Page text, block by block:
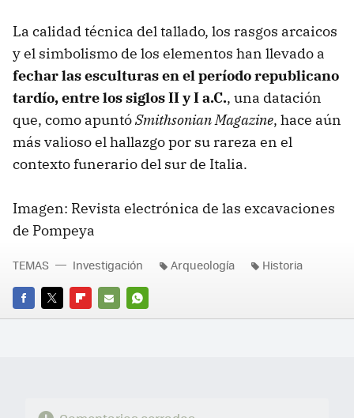
La calidad técnica del tallado, los rasgos arcaicos
y el simbolismo de los elementos han llevado a
fechar las esculturas en el período republicano
tardío, entre los siglos II y I a.C., una datación
que, como apuntóSmithsonian Magazine, hace aún
más valioso el hallazgo por su rareza en el
contexto funerario del sur de Italia.
Imagen: Revista electrónica de las excavaciones
de Pompeya
FACEBOOK
TWITTERFLIPBOARD
E-
WHATSAPP
TEMAS Investigación Arqueología Historia